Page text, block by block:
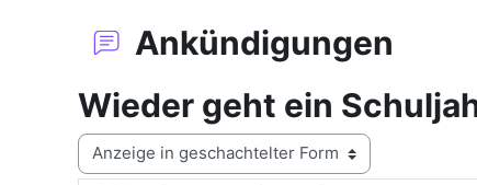
Ankündigungen
Wieder geht ein
Anzeigemodus